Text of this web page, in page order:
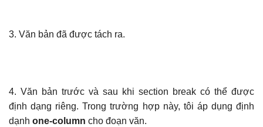
3. Văn bản đã được tách ra.
4. Văn bản trước và sau khi section break có thể được
định dạng riêng. Trong trường hợp này, tôi áp dụng định
dạnh one-column cho đoạn văn.